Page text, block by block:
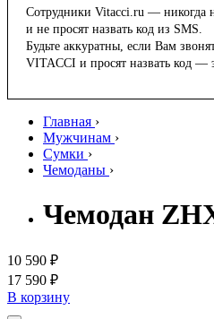
Сотрудники Vitacci.ru — никогда
и не просят назвать код из SMS.
Будьте аккуратны, если Вам
VITACCI и просят назвать код —
Главная ›
Мужчинам ›
Сумки ›
Чемоданы ›
Чемодан
10 590 ₽
17 590 ₽
В корзину